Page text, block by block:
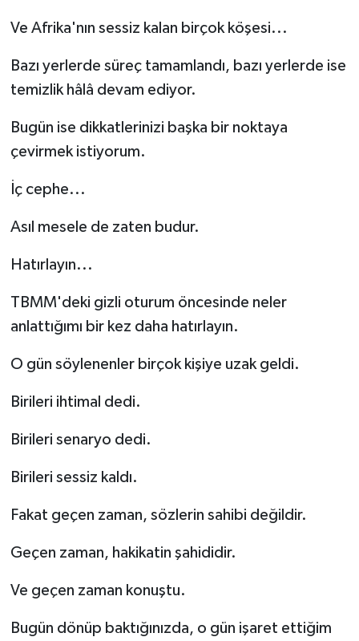
Ve Afrika'nın sessiz kalan birçok köşesi...
Bazı yerlerde süreç tamamlandı, bazı yerlerde ise
temizlik hâlâ devam ediyor.
Bugün ise dikkatlerinizi başka bir noktaya
çevirmek istiyorum.
İç cephe...
Asıl mesele de zaten budur.
Hatırlayın...
TBMM'deki gizli oturum öncesinde neler
anlattığımı bir kez daha hatırlayın.
O gün söylenenler birçok kişiye uzak geldi.
Birileri ihtimal dedi.
Birileri senaryo dedi.
Birileri sessiz kaldı.
Fakat geçen zaman, sözlerin sahibi değildir.
Geçen zaman, hakikatin şahididir.
Ve geçen zaman konuştu.
Bugün dönüp baktığınızda, o gün işaret ettiğim